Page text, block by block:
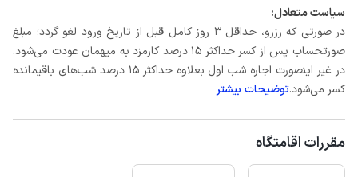
سیاست متعادل:
در صورتی که رزرو، حداقل 3 روز کامل قبل از تاریخ ورود لغو گردد؛ مبلغ
صورتحساب پس از کسر حداکثر 15 درصد کارمزد به میهمان عودت می‌شود.
در غیر اینصورت اجاره شب اول بعلاوه حداکثر 15 درصد شب‌های باقیمانده
کسر می‌شود.توضیحات بیشتر
مقررات اقامتگاه